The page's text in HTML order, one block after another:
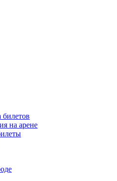
билетов
на арене